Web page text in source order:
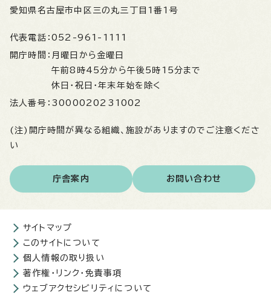
愛知県名古屋市中区三の丸三丁目1番1号
代表電話： 052-961-1111
開庁時間： 月曜日から金曜日
午前8時45分から午後5時15分まで
休日・祝日・年末年始を除く
法人番号： 3000020231002
(注)開庁時間が異なる組織、施設がありますのでご注意くださ
い
庁舎案内 お問い合わせ
サイトマップ
このサイトについて
個人情報の取り扱い
著作権・リンク・免責事項
ウェブアクセシビリティについて